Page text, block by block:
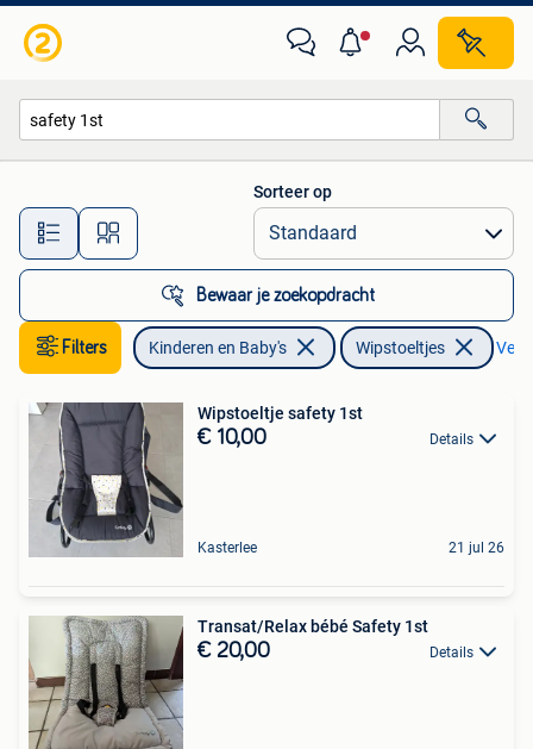
Alle afstanden…
Sorteer op
Bewaar je zoekopdracht
Filters Kinderen en Baby's Wipstoeltjes
Wipstoeltje safety 1st
€ 10,00 Details
Kasterlee 21 jul 26
Transat/Relax bébé Safety 1st
€ 20,00 Details